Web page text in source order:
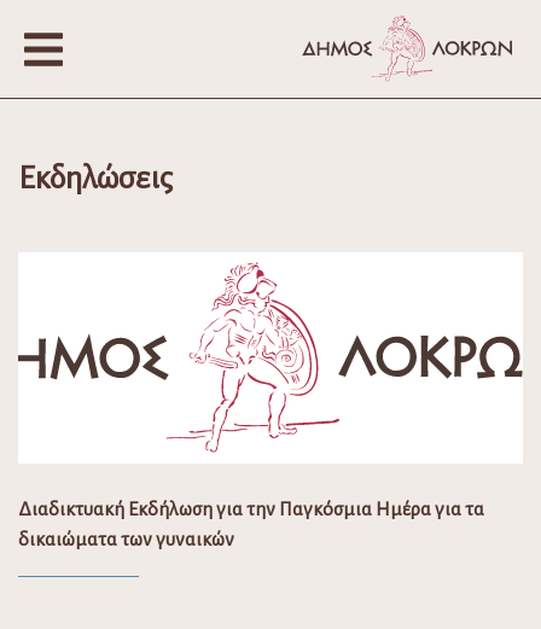
Εκδηλώσεις
Διαδικτυακή Εκδήλωση για την Παγκόσμια Ημέρα για τα
δικαιώματα των γυναικών